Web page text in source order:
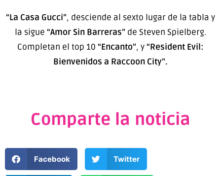
“La Casa Gucci”, desciende al sexto lugar de la tabla y
la sigue “Amor Sin Barreras” de Steven Spielberg.
Completan el top 10 “Encanto”, y“Resident Evil:
Bienvenidos a Raccoon City”.
Comparte la noticia
Facebook Twitter